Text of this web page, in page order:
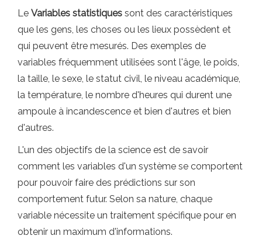
Le Variables statistiques sont des caractéristiques
que les gens, les choses ou les lieux possèdent et
qui peuvent être mesurés. Des exemples de
variables fréquemment utilisées sont l'âge, le poids,
la taille, le sexe, le statut civil, le niveau académique,
la température, le nombre d'heures qui durent une
ampoule à incandescence et bien d'autres et bien
d'autres.
L'un des objectifs de la science est de savoir
comment les variables d'un système se comportent
pour pouvoir faire des prédictions sur son
comportement futur. Selon sa nature, chaque
variable nécessite un traitement spécifique pour en
obtenir un maximum d'informations.